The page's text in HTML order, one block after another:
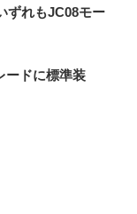
ずれもJC08モー
ードに標準装